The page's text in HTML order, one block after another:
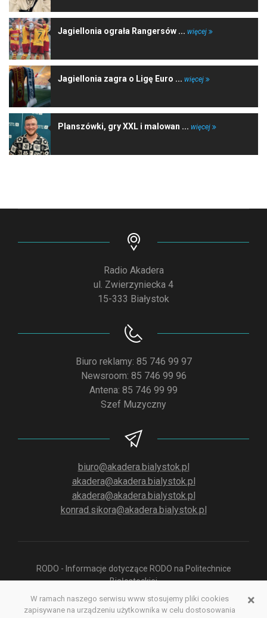
Jagiellonia ograła Rangersów ... więcej
Jagiellonia zagra o Ligę Euro ... więcej
Planszówki, gry XXL i malowan ... więcej
Radio Akadera
ul. Zwierzyniecka 4
15-333 Białystok
Biuro reklamy: 85 746 99 97
Newsroom: 85 746 99 96
Antena: 85 746 99 99
Szef Muzyczny
biuro@akadera.bialystok.pl
akadera@akadera.bialystok.pl
akadera@akadera.bialystok.pl
konrad.sikora@akadera.bialystok.pl
RODO - Informacje dotyczące RODO na Politechnice
Białostockiej
Polityka prywatności aplikacji służącej do odsłuchu Radia
×
W ramach naszego serwisu www stosujemy pliki cookies
zapisywane na urządzeniu użytkownika w celu dostosowania